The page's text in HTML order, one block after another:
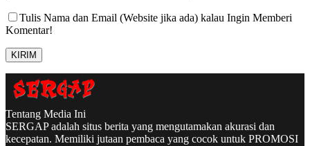
Tulis Nama dan Email (Website jika ada) kalau Ingin Memberi
Komentar!
Tentang Media Ini
SERGAP adalah situs berita yang mengutamakan akurasi dan
kecepatan. Memiliki jutaan pembaca yang cocok untuk PROMOSI